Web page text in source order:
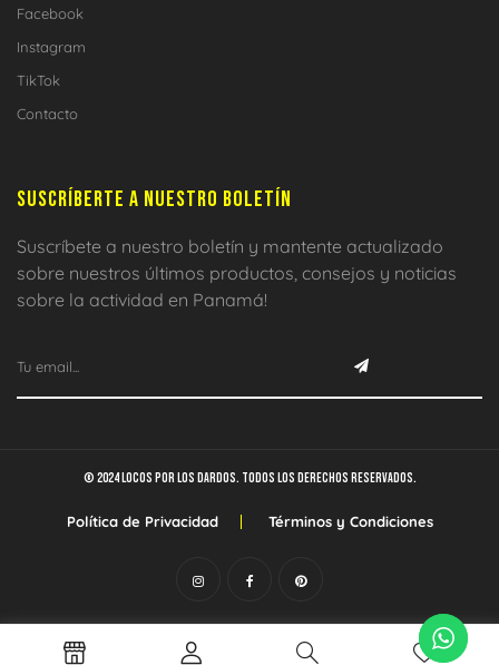
Facebook
Instagram
TikTok
Contacto
SUSCRÍBERTE A NUESTRO BOLETÍN
Suscríbete a nuestro boletín y mantente actualizado
sobre nuestros últimos productos, consejos y noticias
sobre la actividad en Panamá!
© 2024 Locos por los dardos. Todos los derechos reservados.
Política de Privacidad Términos y Condiciones